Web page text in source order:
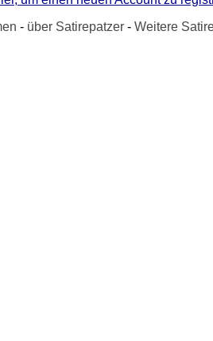
- über Satirepatzer - Weitere